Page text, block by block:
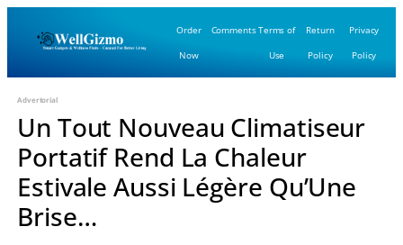
Order
Now
CommentsTerms of
Use
Return
Policy
Privacy
Policy
Advertorial
Un Tout Nouveau Climatiseur
Portatif Rend La Chaleur
Estivale Aussi Légère Qu’Une
Brise…